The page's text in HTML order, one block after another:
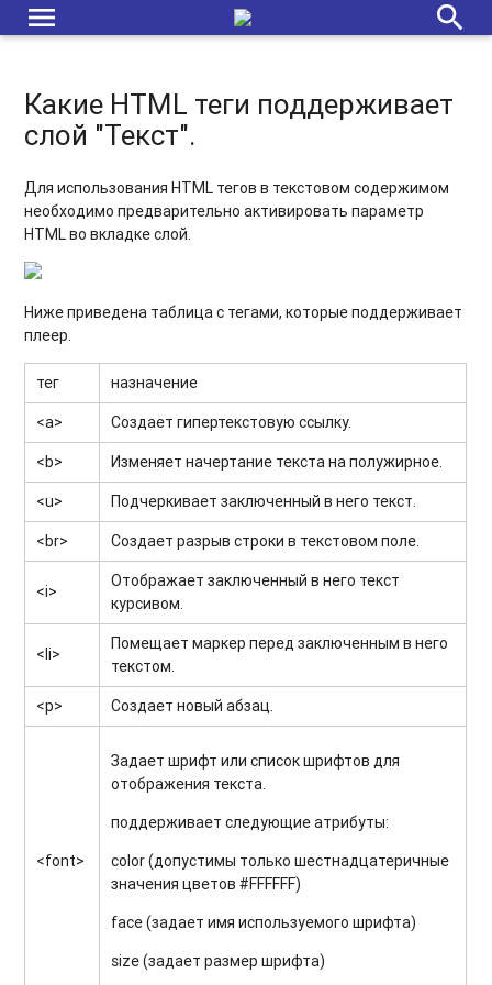
menu search
Какие HTML теги поддерживает
слой "Текст".
Для использования HTML тегов в текстовом содержимом
необходимо предварительно активировать параметр
HTML во вкладке слой.
Ниже приведена таблица с тегами, которые поддерживает
плеер.
тег
назначение
<a>
Создает гипертекстовую ссылку.
<b>
Изменяет начертание текста на полужирное.
<u>
Подчеркивает заключенный в него текст.
<br>
Создает разрыв строки в текстовом поле.
<i>
Отображает заключенный в него текст
курсивом.
<li>
Помещает маркер перед заключенным в него
текстом.
<p>
Создает новый абзац.
<font>
Задает шрифт или список шрифтов для
отображения текста.
поддерживает следующие атрибуты:
color (допустимы только шестнадцатеричные
значения цветов #FFFFFF)
face (задает имя используемого шрифта)
size (задает размер шрифта)